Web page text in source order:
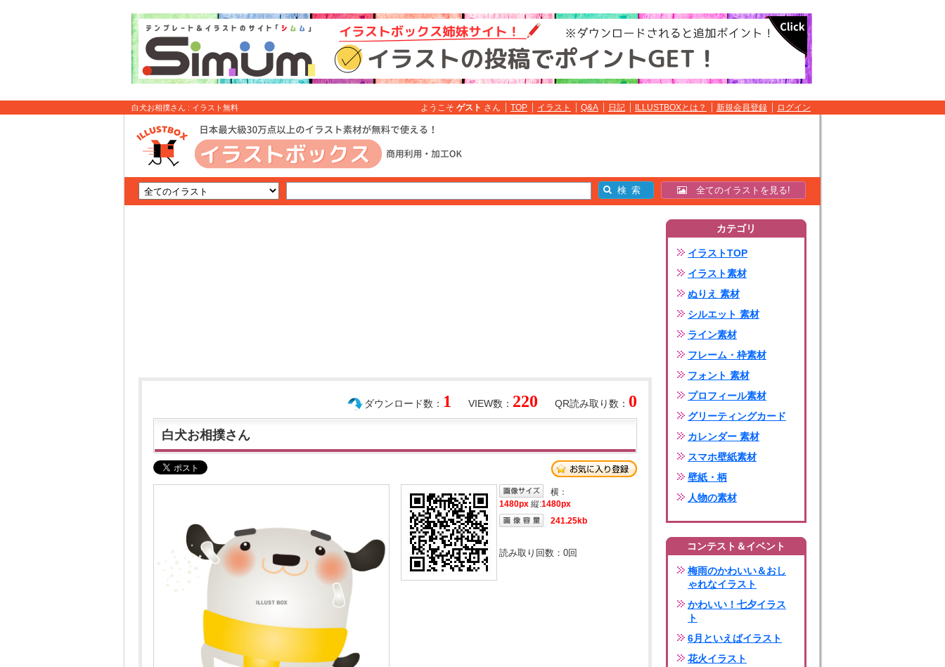
白犬お相撲さん : イラスト無料 ようこそ ゲスト さん TOP イラスト Q&A 日記 ILLUSTBOXとは？ 新規会員登録 ログイン
全てのイラストを見る!
QR読み取り数： 0
VIEW数： 220
ダウンロード数： 1
白犬お相撲さん
横：
1480px 縦:1480px
241.25kb
読み取り回数： 0回
カテゴリ
イラストTOP
イラスト素材
ぬりえ 素材
シルエット 素材
ライン素材
フレーム・枠素材
フォント 素材
プロフィール素材
グリーティングカード
カレンダー 素材
スマホ壁紙素材
壁紙・柄
人物の素材
コンテスト＆イベント
梅雨のかわいい＆おし
ゃれなイラスト
かわいい！七夕イラス
ト
6月といえばイラスト
花火イラスト